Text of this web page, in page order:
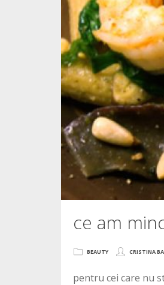
ce am
BEAUTY CRISTINA
pentru cei care nu